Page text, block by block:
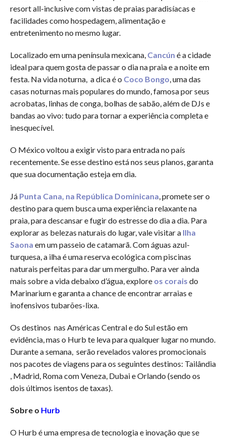
resort all-inclusive com vistas de praias paradisíacas e
facilidades como hospedagem, alimentação e
entretenimento no mesmo lugar.
Localizado em uma península mexicana, Cancún é a cidade
ideal para quem gosta de passar o dia na praia e a noite em
festa. Na vida noturna, a dica é o Coco Bongo, uma das
casas noturnas mais populares do mundo, famosa por seus
acrobatas, linhas de conga, bolhas de sabão, além de DJs e
bandas ao vivo: tudo para tornar a experiência completa e
inesquecível.
O México voltou a exigir visto para entrada no país
recentemente. Se esse destino está nos seus planos, garanta
que sua documentação esteja em dia.
Já Punta Cana, na República Dominicana, promete ser o
destino para quem busca uma experiência relaxante na
praia, para descansar e fugir do estresse do dia a dia. Para
explorar as belezas naturais do lugar, vale visitar a Ilha
Saona em um passeio de catamarã. Com águas azul-
turquesa, a ilha é uma reserva ecológica com piscinas
naturais perfeitas para dar um mergulho. Para ver ainda
mais sobre a vida debaixo d’água, explore os corais do
Marinarium e garanta a chance de encontrar arraias e
inofensivos tubarões-lixa.
Os destinos nas Américas Central e do Sul estão em
evidência, mas o Hurb te leva para qualquer lugar no mundo.
Durante a semana, serão revelados valores promocionais
nos pacotes de viagens para os seguintes destinos: Tailândia
, Madrid, Roma com Veneza, Dubai e Orlando (sendo os
dois últimos isentos de taxas).
Sobre o Hurb
O Hurb é uma empresa de tecnologia e inovação que se